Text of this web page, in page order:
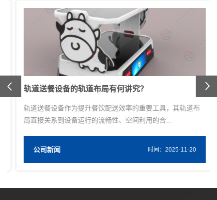
Previous
轨道送餐设备的轨道布局有何讲究？
轨道送餐设备作为提升餐饮配送效率的重要工具，其轨道布
局直接关系到设备运行的流畅性、空间利用的合...
公司新闻 时间：2025-11-20